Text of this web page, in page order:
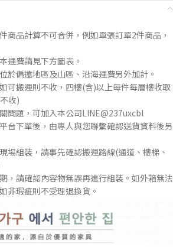
商品計算不可合併，例如單張訂單2件商品，
運費請見下方圖表。
於偏遠地區及山區、沿海運費另外加計。
可搬運則不收，四樓(含)以上每件每層樓收取
收)
問題，可加入本公司LINE@237uxcbl
台下單後，由專人與您聯繫確認送貨資料後另
場組裝，請事先確認搬運路線(通道、樓梯、
，請確認內容物無誤再進行組裝。如外箱無法
非瑕疵則不受理退換貨。